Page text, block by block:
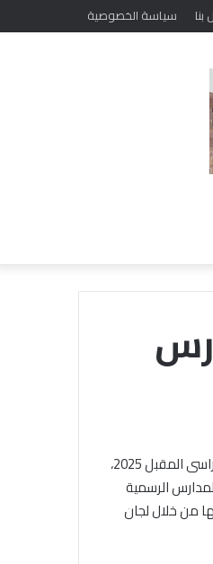
سياسة الخصوصية
تتيح بداية من غدا الإثنين 1 يوليو 2024 المديريات والإدارات التعليمية التحويلات لطلاب المدارس للعام الدراسى المقبل 2025،
الرسمية
من خلال لجان
عبد الغني يعتمد نتيجة
للشهادة الثانوية
لمعاهد فلسطين بنسبة